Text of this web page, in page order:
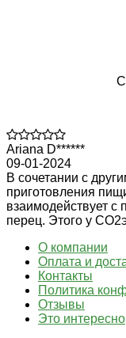
Ariana D******
09-01-2024
В сочетании с
приготовления
взаимодействует
перец. Этого у
О компании
Оплата и
Контакты
Политика
Отзывы
Это интересно